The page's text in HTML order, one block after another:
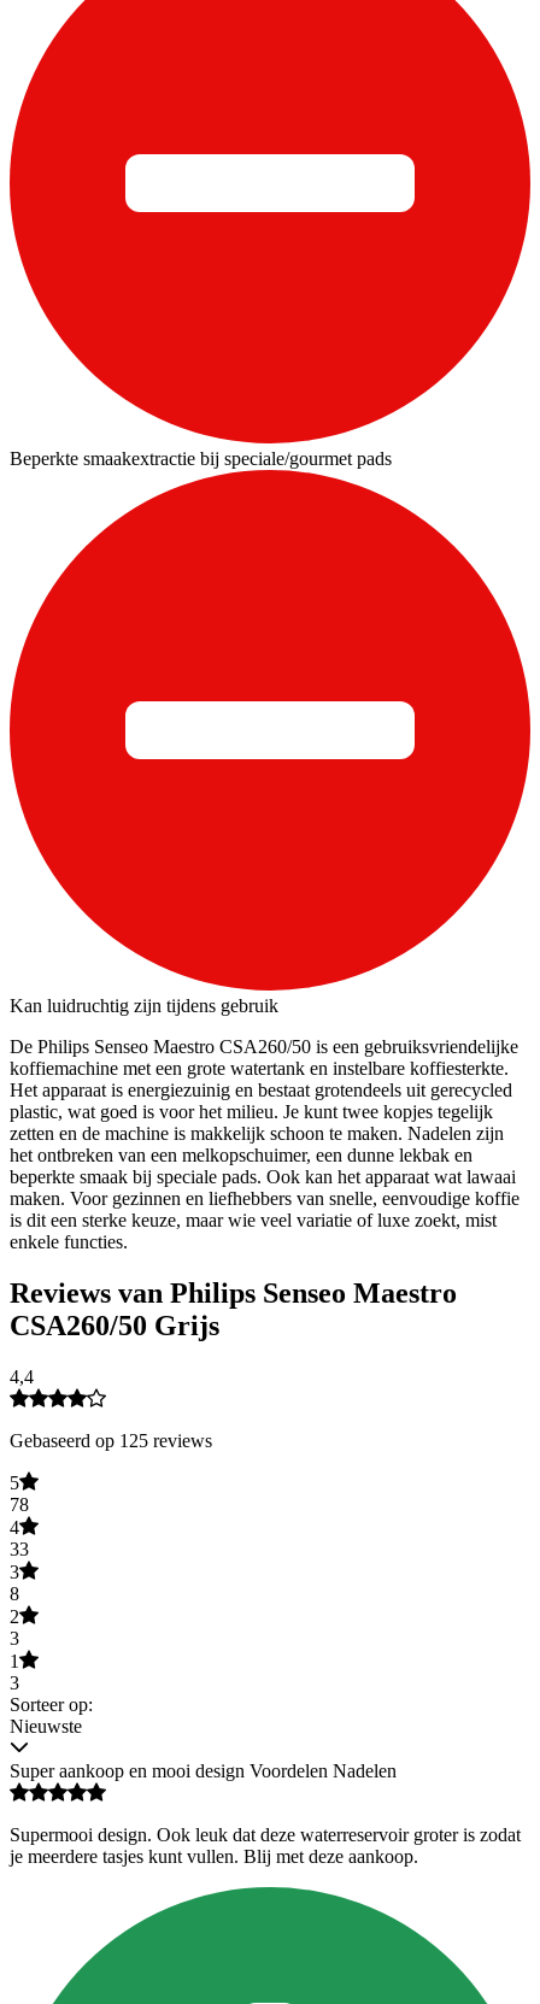
Beperkte smaakextractie bij speciale/gourmet pads
Kan luidruchtig zijn tijdens gebruik
De Philips Senseo Maestro CSA260/50 is een gebruiksvriendelijke
koffiemachine met een grote watertank en instelbare koffiesterkte.
Het apparaat is energiezuinig en bestaat grotendeels uit gerecycled
plastic, wat goed is voor het milieu. Je kunt twee kopjes tegelijk
zetten en de machine is makkelijk schoon te maken. Nadelen zijn
het ontbreken van een melkopschuimer, een dunne lekbak en
beperkte smaak bij speciale pads. Ook kan het apparaat wat lawaai
maken. Voor gezinnen en liefhebbers van snelle, eenvoudige koffie
is dit een sterke keuze, maar wie veel variatie of luxe zoekt, mist
enkele functies.
Reviews van Philips Senseo Maestro
CSA260/50 Grijs
4,4
Gebaseerd op 125 reviews
5
78
4
33
3
8
2
3
1
3
Sorteer op:
Nieuwste
Super aankoop en mooi design Voordelen Nadelen
Supermooi design. Ook leuk dat deze waterreservoir groter is zodat
je meerdere tasjes kunt vullen. Blij met deze aankoop.